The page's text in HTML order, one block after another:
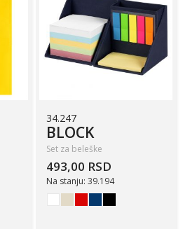
34.247
BLOCK
Set za beleške
493,00 RSD
Na stanju: 39.194